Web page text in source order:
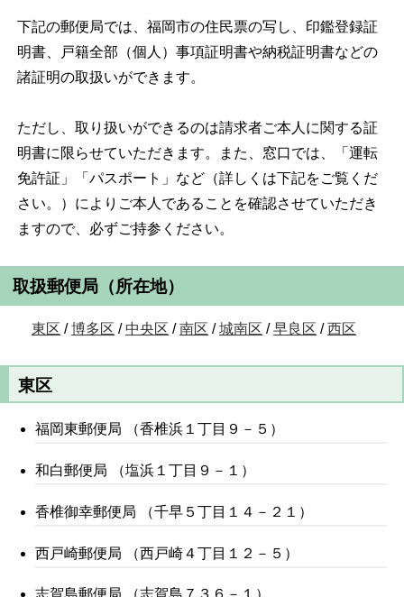
下記の郵便局では、福岡市の住民票の写し、印鑑登録証
明書、戸籍全部（個人）事項証明書や納税証明書などの
諸証明の取扱いができます。
ただし、取り扱いができるのは請求者ご本人に関する証
明書に限らせていただきます。また、窓口では、「運転
免許証」「パスポート」など（詳しくは下記をご覧くだ
さい。）によりご本人であることを確認させていただき
ますので、必ずご持参ください。
取扱郵便局（所在地）
東区 /博多区 / 中央区 /南区 /城南区 /早良区 /西区
東区
福岡東郵便局 （香椎浜１丁目９－５）
和白郵便局 （塩浜１丁目９－１）
香椎御幸郵便局 （千早５丁目１４－２１）
西戸崎郵便局 （西戸崎４丁目１２－５）